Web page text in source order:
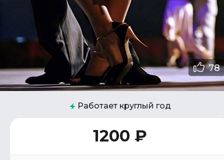
78
Работает круглый год
1200 ₽